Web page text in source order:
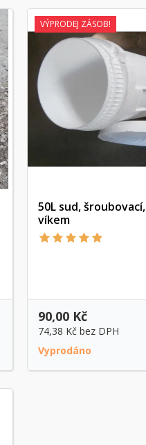
VÝPRODEJ ZÁSOB!
50L sud,
víkem
90,00 Kč
74,38 Kč bez DPH
Vyprodáno